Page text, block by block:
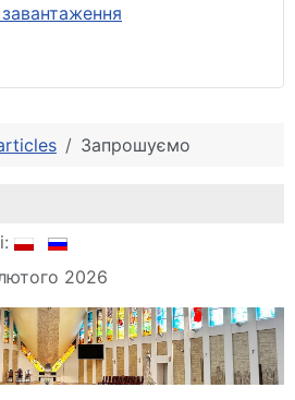
Запрошуємо
2026